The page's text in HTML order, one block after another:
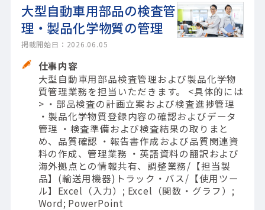
大型自動車用部品の検査管
理・製品化学物質の管理
掲載開始日：2026.06.05
仕事内容
大型自動車用部品検査管理および製品化学物
質管理業務を担当いただきます。 <具体的には
> ・部品検査の計画立案および検査進捗管理
・製品化学物質登録内容の確認およびデータ
管理 ・検査準備および検査結果の取りまと
め、品質確認 ・報告書作成および品質関連資
料の作成、管理業務 ・英語資料の翻訳および
海外拠点との情報共有、調整業務/【担当製
品】(輸送用機器)トラック・バス/【使用ツー
ル】Excel（入力）; Excel（関数・グラフ）;
Word; PowerPoint